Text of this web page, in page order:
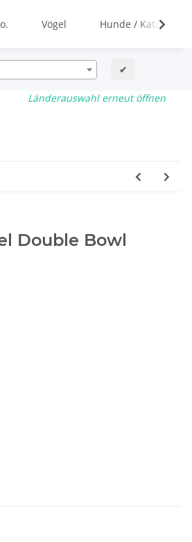
Vögel Hunde / Katzen
✔
Länderauswahl erneut öffnen
Double Bowl